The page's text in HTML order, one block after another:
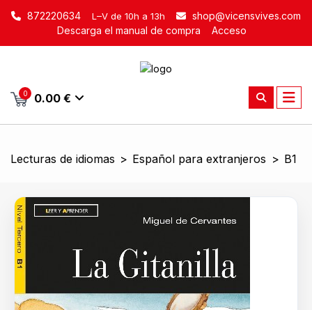
872220634 L–V de 10h a 13h
shop@vicensvives.com
Descarga el manual de compra
Acceso
0 0.00 €
Lecturas de idiomas > Español para extranjeros > B1